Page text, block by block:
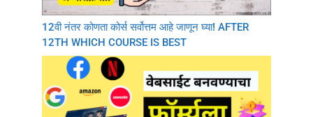
12वी नंतर कोणता कोर्स सर्वोत्तम आहे जाणून घ्या! AFTER
12TH WHICH COURSE IS BEST